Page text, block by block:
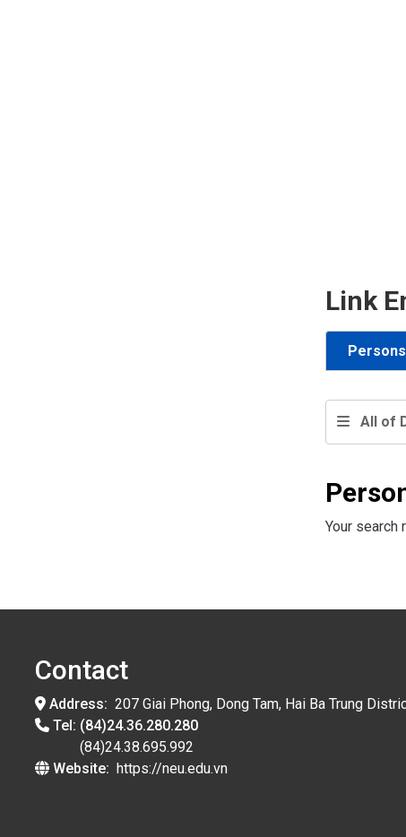
Link
Persons
All of
Your search
Contact
Address: 207 Giai Phong, Dong Tam, Hai Ba Trung
Tel: (84)24.36.280.280
(84)24.38.695.992
Website: https://neu.edu.vn